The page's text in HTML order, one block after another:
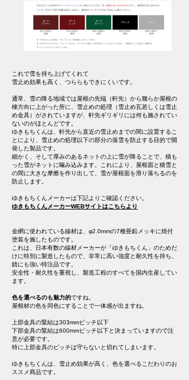
これで雪を持ち上げてくれて
雪止め効果も高く、つららもできにくいです。
通常、雪の降る地域では屋根の先端（軒先）から幾らか屋根の
棟方向に上がった所に、雪止めの処理（雪止め瓦若しくは雪止
め金具）がされていますが、軒先ギリギリには何も施されてい
ないのがほとんどです。
ゆきもちくんは、軒先から直近の雪止めまでの間に設置するこ
とにより、雪止めの処理以下の部分の落雪を防止する目的で開
発した製品です。
細かく、そして厚みのあるネットの上に雪が降ることで、積も
った雪がネットに噛み込みます。これにより、屋根面と積雪と
の間に大きな摩擦を作り出して、雪が屋根面を滑り落ちるのを
防止します。
ゆきもちくんメーカーは下記よりご確認ください。
ゆきもちくんメーカーWEBサイトはこちらより
金網に使われている線材は、φ2.0mmの7種亜鉛メッキに焼付
塗装を施したものです。
これは、日本有数の線材メーカーが「ゆきもちくん」のためだ
けに特別に製造したもので、非常に高い強度と耐久性を持ち、
錆にも強い特注品です。
安全性・耐久性を重視し、製造工程のすべてを国内生産してい
ます。
色を選べるのも魅力的ですね。
屋根材の色を同色にすることで一体感が出ますね。
上部金具の緊結は303mmピッチ以下
下部金具の緊結は600mmピッチ以下と決まっていますので注
意が必要です。
特に上部金具のピッチは守らないと切れてしまいます。
​ゆきもちくんは、雪止め効果が高く、色を選べるこだわりのお
ススメ商品です。